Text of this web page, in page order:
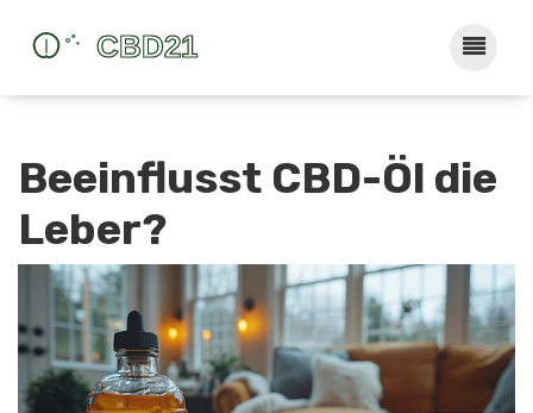
Beeinflusst CBD-Öl die
Leber?